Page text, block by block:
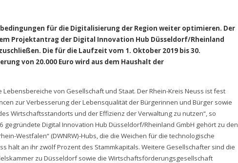
für die Digitalisierung der Region weiter optimieren. Der
Projektantrag der Digital Innovation Hub Düsseldorf/Rheinland
Die für die Laufzeit vom 1. Oktober 2019 bis 30.
von 20.000 Euro wird aus dem Haushalt der
von Gesellschaft und Staat. Der Rhein-Kreis Neuss ist fest
zur Verbesserung der Lebensqualität der Bürgerinnen und Bürger sowie
Wirtschaftsstandorts und der Effizienz der Verwaltung zu nutzen“, so
gegründete Digital Innovation Hub Düsseldorf/Rheinland GmbH gehört zu den
Westfalen“ (DWNRW)-Hubs, die die Weichen für die technologische
hält an ihr zwölf Prozent des Stammkapitals. Weitere Gesellschafter sind die
zu Düsseldorf sowie die Wirtschaftsförderungsgesellschaft